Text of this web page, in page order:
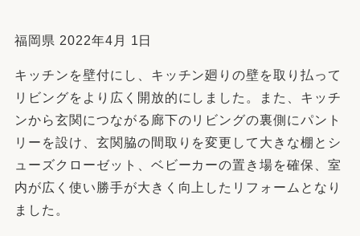
福岡県 2022年4月 1日
キッチンを壁付にし、キッチン廻りの壁を取り払って
リビングをより広く開放的にしました。また、キッチ
ンから玄関につながる廊下のリビングの裏側にパント
リーを設け、玄関脇の間取りを変更して大きな棚とシ
ューズクローゼット、ベビーカーの置き場を確保、室
内が広く使い勝手が大きく向上したリフォームとなり
ました。